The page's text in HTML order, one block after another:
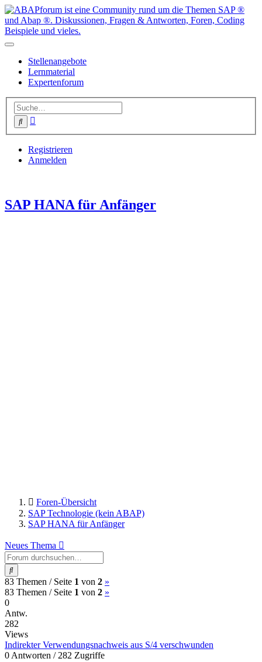
Stellenangebote
Lernmaterial
Expertenforum
Suche
Registrieren
Anmelden
SAP HANA für Anfänger
Foren-Übersicht
SAP Technologie (kein ABAP)
SAP HANA für Anfänger
Neues Thema
Suche
83 Themen / Seite 1 von 2 (current)
»
83 Themen / Seite 1 von 2 (current)
»
0
Antw.
282
Views
Indirekter Verwendungsnachweis aus S/4 verschwunden
0 Antworten / 282 Zugriffe